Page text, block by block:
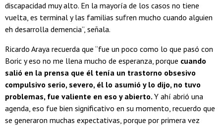
discapacidad muy alto. En la mayoría de los casos no tiene
vuelta, es terminal y las familias sufren mucho cuando alguien
eh desarrolla demencia”, señala.
Ricardo Araya recuerda que “fue un poco como lo que pasó con
Boric y eso no me llena mucho de esperanza, porque cuando
salió en la prensa que él tenía un trastorno obsesivo
compulsivo serio, severo, él lo asumió y lo dijo, no tuvo
problemas, fue valiente en eso y abierto. Y ahí abrió una
agenda, eso fue bien significativo en su momento, recuerdo que
se generaron muchas expectativas, porque por primera vez